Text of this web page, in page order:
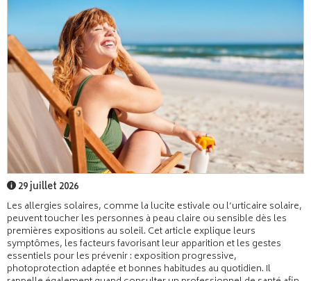
29 juillet 2026
Les allergies solaires, comme la lucite estivale ou l’urticaire solaire,
peuvent toucher les personnes à peau claire ou sensible dès les
premières expositions au soleil. Cet article explique leurs
symptômes, les facteurs favorisant leur apparition et les gestes
essentiels pour les prévenir : exposition progressive,
photoprotection adaptée et bonnes habitudes au quotidien. Il